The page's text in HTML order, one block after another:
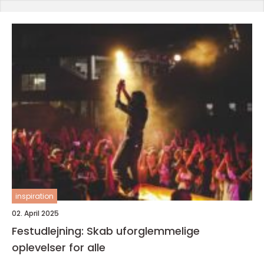
inspiration
02. April 2025
Festudlejning: Skab uforglemmelige
oplevelser for alle